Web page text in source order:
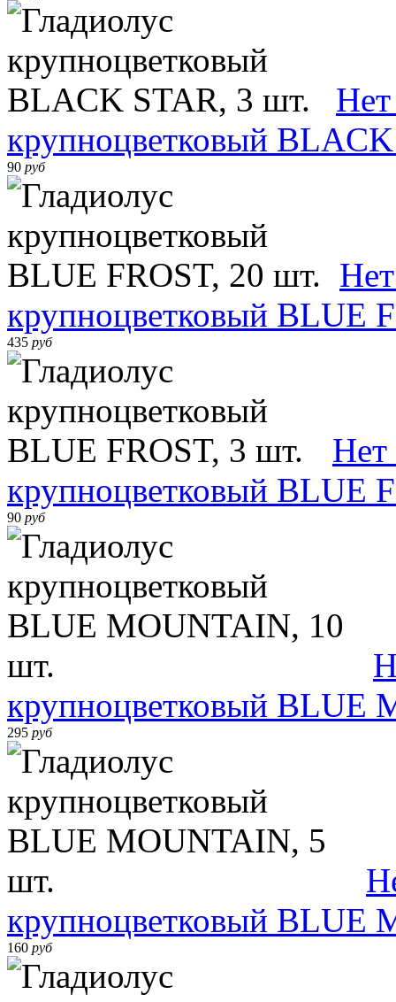
крупноцветковый
90 руб
крупноцветковый BLUE
435 руб
Нет
крупноцветковый BLUE
90 руб
крупноцветковый BLUE
295 руб
крупноцветковый BLUE
160 руб